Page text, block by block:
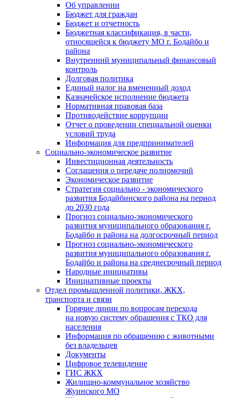
Об управлении
Бюджет для граждан
Бюджет и отчетность
Бюджетная классификация, в части,
относящейся к бюджету МО г. Бодайбо и
района
Внутренний муниципальный финансовый
контроль
Долговая политика
Единый налог на вмененный доход
Казначейское исполнение бюджета
Нормативная правовая база
Противодействие коррупции
Отчет о проведении специальной оценки
условий труда
Информация для предпринимателей
Социально-экономическое развитие
Инвестиционная деятельность
Соглашения о передаче полномочий
Экономическое развитие
Стратегия социально - экономического
развития Бодайбинского района на период
до 2030 года
Прогноз социально-экономического
развития муниципального образования г.
Бодайбо и района на долгосрочный период
Прогноз социально-экономического
развития муниципального образования г.
Бодайбо и района на среднесрочный период
Народные инициативы
Инициативные проекты
Отдел промышленной политики, ЖКХ,
транспорта и связи
Горячие линии по вопросам перехода
на новую систему обращения с ТКО для
населения
Информация по обращению с животными
без владельцев
Документы
Цифровое телевидение
ГИС ЖКХ
Жилищно-коммунальное хозяйство
Жуинского МО